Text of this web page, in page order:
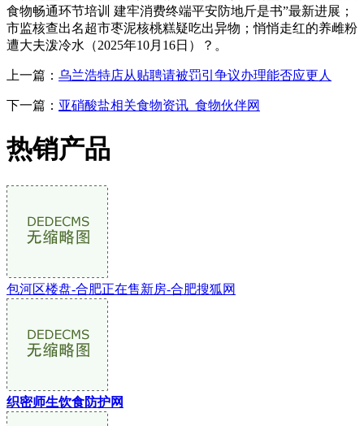
食物畅通环节培训 建牢消费终端平安防地斤是书”最新进展；
市监核查出名超市枣泥核桃糕疑吃出异物；悄悄走红的养雌粉
遭大夫泼冷水（2025年10月16日）？。
上一篇： 乌兰浩特店从贴聘请被罚引争议办理能否应更人
下一篇： 亚硝酸盐相关食物资讯_食物伙伴网
热销产品
包河区楼盘-合肥正在售新房-合肥搜狐网
织密师生饮食防护网